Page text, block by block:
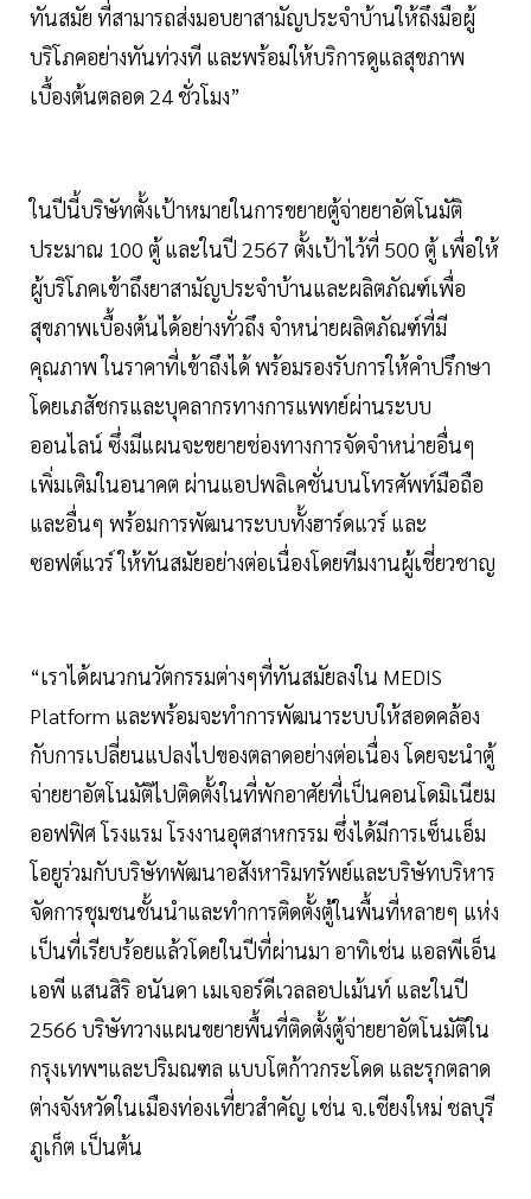
ทันสมัย ที่สามารถส่งมอบยาสามัญประจำบ้านให้ถึงมือผู้
บริโภคอย่างทันท่วงที และพร้อมให้บริการดูแลสุขภาพ
เบื้องต้นตลอด 24 ชั่วโมง”
ในปีนี้บริษัทตั้งเป้าหมายในการขยายตู้จ่ายยาอัตโนมัติ
ประมาณ 100 ตู้ และในปี 2567 ตั้งเป้าไว้ที่ 500 ตู้ เพื่อให้
ผู้บริโภคเข้าถึงยาสามัญประจำบ้านและผลิตภัณฑ์เพื่อ
สุขภาพเบื้องต้นได้อย่างทั่วถึง จำหน่ายผลิตภัณฑ์ที่มี
คุณภาพ ในราคาที่เข้าถึงได้ พร้อมรองรับการให้คำปรึกษา
โดยเภสัชกรและบุคลากรทางการแพทย์ผ่านระบบ
ออนไลน์ ซึ่งมีแผนจะขยายช่องทางการจัดจำหน่ายอื่นๆ
เพิ่มเติมในอนาคต ผ่านแอปพลิเคชั่นบนโทรศัพท์มือถือ
และอื่นๆ พร้อมการพัฒนาระบบทั้งฮาร์ดแวร์ และ
ซอฟต์แวร์ ให้ทันสมัยอย่างต่อเนื่องโดยทีมงานผู้เชี่ยวชาญ
“เราได้ผนวกนวัตกรรมต่างๆที่ทันสมัยลงใน MEDIS
Platform และพร้อมจะทำการพัฒนาระบบให้สอดคล้อง
กับการเปลี่ยนแปลงไปของตลาดอย่างต่อเนื่อง โดยจะนำตู้
จ่ายยาอัตโนมัติไปติดตั้งในที่พักอาศัยที่เป็นคอนโดมิเนียม
ออฟฟิศ โรงแรม โรงงานอุตสาหกรรม ซึ่งได้มีการเซ็นเอ็ม
โอยูร่วมกับบริษัทพัฒนาอสังหาริมทรัพย์และบริษัทบริหาร
จัดการชุมชนชั้นนำและทำการติดตั้งตู้ในพื้นที่หลายๆ แห่ง
เป็นที่เรียบร้อยแล้วโดยในปีที่ผ่านมา อาทิเช่น แอลพีเอ็น
เอพี แสนสิริ อนันดา เมเจอร์ดีเวลลอปเม้นท์ และในปี
2566 บริษัทวางแผนขยายพื้นที่ติดตั้งตู้จ่ายยาอัตโนมัติใน
กรุงเทพฯและปริมณฑล แบบโตก้าวกระโดด และรุกตลาด
ต่างจังหวัดในเมืองท่องเที่ยวสำคัญ เช่น จ.เชียงใหม่ ชลบุรี
ภูเก็ต เป็นต้น